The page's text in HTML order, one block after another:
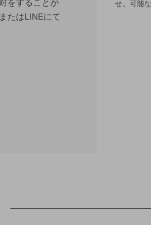
をすることが
たはLINEにて
せ。可能